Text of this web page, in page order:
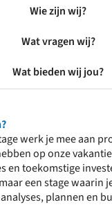
Wie zijn wij?
Wat vragen wij?
Wat bieden wij jou?
werk je mee aan
op onze
en toekomstige
een stage waarin
plannen en